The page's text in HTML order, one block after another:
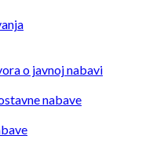
o javnoj nabavi
nabave